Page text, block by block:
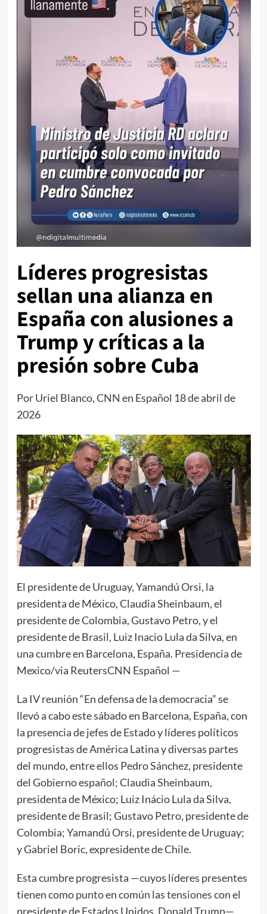
Líderes progresistas
sellan una alianza en
España con alusiones a
Trump y críticas a la
presión sobre Cuba
Por Uriel Blanco, CNN en Español 18 de abril de
2026
El presidente de Uruguay, Yamandú Orsi, la
presidenta de México, Claudia Sheinbaum, el
presidente de Colombia, Gustavo Petro, y el
presidente de Brasil, Luiz Inacio Lula da Silva, en
una cumbre en Barcelona, España. Presidencia de
Mexico/via ReutersCNN Español —
La IV reunión “En defensa de la democracia” se
llevó a cabo este sábado en Barcelona, España, con
la presencia de jefes de Estado y líderes políticos
progresistas de América Latina y diversas partes
del mundo, entre ellos Pedro Sánchez, presidente
del Gobierno español; Claudia Sheinbaum,
presidenta de México; Luiz Inácio Lula da Silva,
presidente de Brasil; Gustavo Petro, presidente de
Colombia; Yamandú Orsi, presidente de Uruguay;
y Gabriel Boric, expresidente de Chile.
Esta cumbre progresista —cuyos líderes presentes
tienen como punto en común lastensionescon el
presidente de Estados Unidos, Donald Trump—